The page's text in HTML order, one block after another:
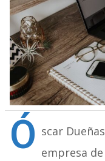
Ó scar
empresa